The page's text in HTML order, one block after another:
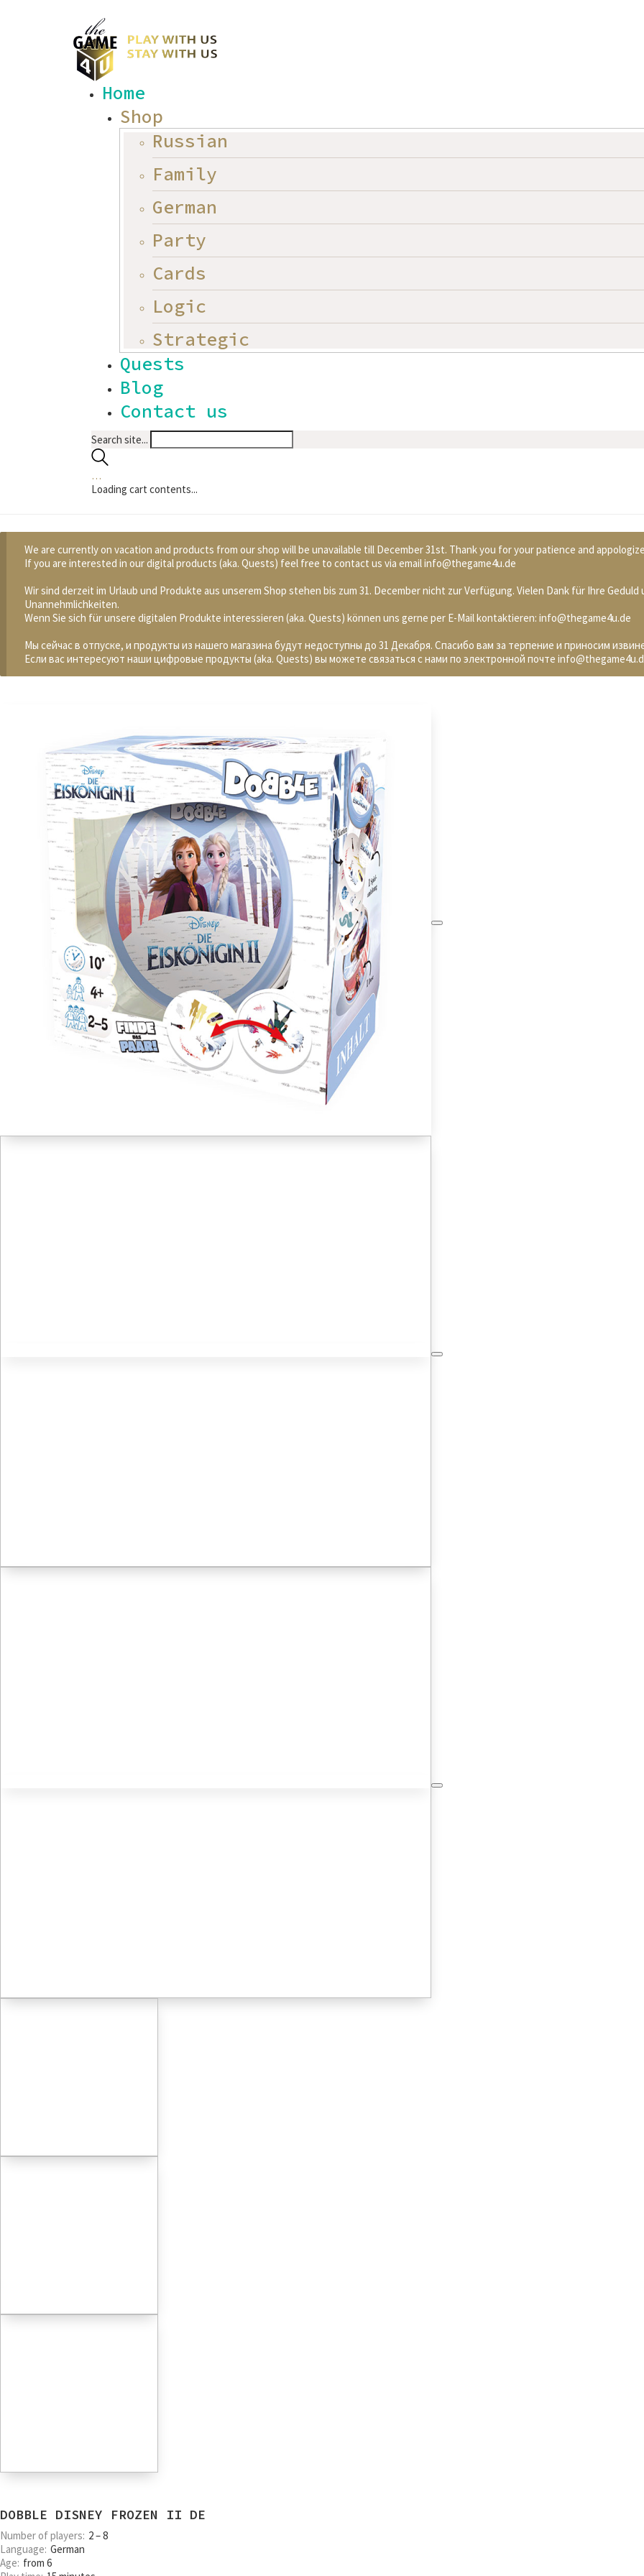
Home
Shop
Russian
Family
German
Party
Cards
Logic
Strategic
Quests
Blog
Contact us
Search site...
…
Loading cart contents...
We are currently on vacation and products from our shop will be unavailable till December 31st. Thank you for your patience and
If you are interested in our digital products (aka. Quests) feel free to contact us via email info@thegame4u.de
Wir sind derzeit im Urlaub und Produkte aus unserem Shop stehen bis zum 31. December nicht zur Verfügung. Vielen Dank für Ihre
Unannehmlichkeiten.
Wenn Sie sich für unsere digitalen Produkte interessieren (aka. Quests) können uns gerne per E-Mail kontaktieren: info@thegame4u.de
Мы сейчас в отпуске, и продукты из нашего магазина будут недоступны до 31 Декабря. Спасибо вам за терпение и приносим
Если вас интересуют наши цифровые продукты (aka. Quests) вы можете связаться с нами по электронной почте
DOBBLE DISNEY FROZEN II DE
Number of players 2 – 8
Language German
Age from 6